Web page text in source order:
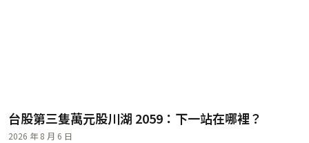
台股第三隻萬元股川湖 2059：下一站在哪裡？
2026 年 8 月 6 日